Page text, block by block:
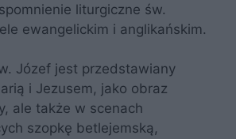
liturgiczne św.
ewangelickim i anglikańskim.
Józef jest przedstawiany
i Jezusem, jako obraz
ale także w scenach
szopkę betlejemską,